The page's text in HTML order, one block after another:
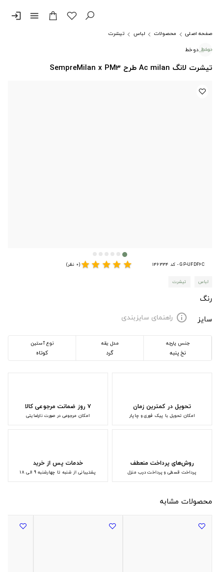
menu
login
صفحه اصلی محصولات لباس
تیشرت
دوخط
تیشرت لانگ Ac milan طرح SempreMilan x PM3
GP-UFDF6C - کد 146334 star
star
star
star
star(0 نظر)
لباس تیشرت
رنگ
سایز
info راهنمای سایزبندی
جنس پارچه
نخ پنبه
مدل یقه
گرد
نوع آستین
کوتاه
تحویل در کمترین زمان
امکان تحویل با پیک فوری و چاپار
۷ روز ضمانت مرجوعی کالا
امکان مرجوعی در صورت نارضایتی
روش‌های پرداخت منعطف
پرداخت قسطی و پرداخت درب منزل
خدمات پس از خرید
پشتیبانی از شنبه تا چهارشنبه 9 الی 18
محصولات مشابه